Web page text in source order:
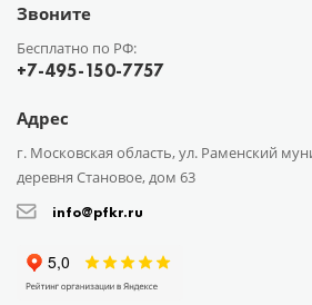
Звоните
Бесплатно по РФ:
+7-495-150-7757
Адрес
г. Московская область, ул. Раменский
деревня Становое, дом 63
info@pfkr.ru